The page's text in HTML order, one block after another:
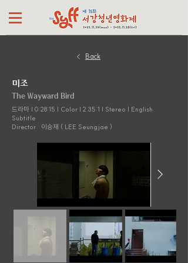
Back
미조
The Wayward Bird
드라마 | 0:28:15 | Color | 2.35:1 | Stereo | English
Subtitle
Director
이승재 ( LEE Seungjae )